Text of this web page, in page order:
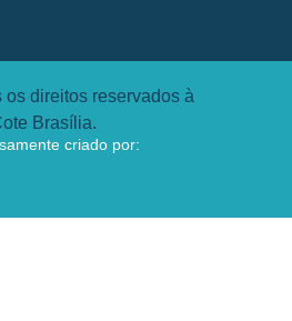
os direitos reservados à
Brasília.
criado por: